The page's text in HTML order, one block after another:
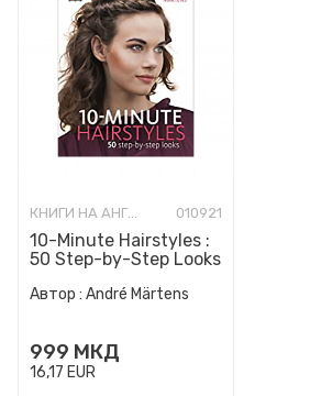
КНИГИ НА АНГЛИСКИ ЈАЗИК 010921
10-Minute Hairstyles :
50 Step-by-Step Looks
Автор : André Märtens
999 МКД
16,17 EUR